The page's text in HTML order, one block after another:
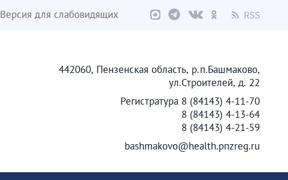
Версия для слабовидящих
442060, Пензенская область, р.п.Башмаково,
ул.Строителей, д. 22
Регистратура 8 (84143) 4-11-70
8 (84143) 4-13-64
8 (84143) 4-21-59
bashmakovo@health.pnzreg.ru